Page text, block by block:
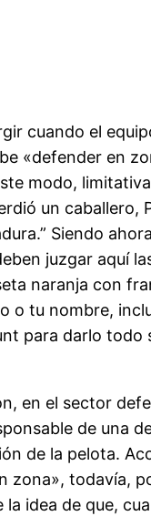
cuando el
«defender en
modo,
un caballero,
Siendo
juzgar aquí
naranja con
o tu nombre,
para darlo
en el sector
de una
de la pelota.
zona», todavía,
idea de que,